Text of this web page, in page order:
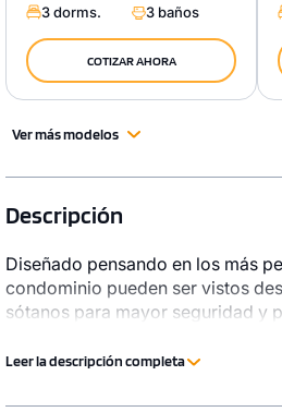
3 dorms.
3 baños
COTIZAR AHORA
Ver más modelos
Descripción
Diseñado pensando en los más
condominio pueden ser vistos
sótanos para mayor seguridad y
Leer la descripción completa